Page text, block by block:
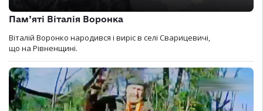
Пам’яті Віталія Воронка
Віталій Воронко народився і виріс в селі Сварицевичі,
що на Рівненщині.